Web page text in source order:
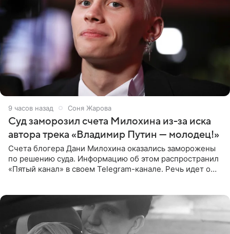
9 часов назад Соня Жарова
Суд заморозил счета Милохина из-за иска
автора трека «Владимир Путин — молодец!»
Счета блогера Дани Милохина оказались заморожены
по решению суда. Информацию об этом распространил
«Пятый канал» в своем Telegram-канале. Речь идет о